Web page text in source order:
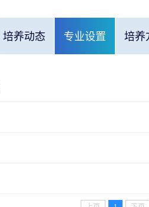
培养动态 专业设置 培养